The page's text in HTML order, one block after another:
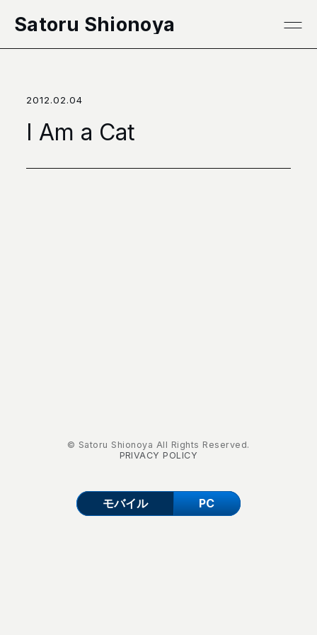
Satoru Shionoya
2012.02.04
I Am a Cat
© Satoru Shionoya All Rights Reserved.
PRIVACY POLICY
モバイル PC